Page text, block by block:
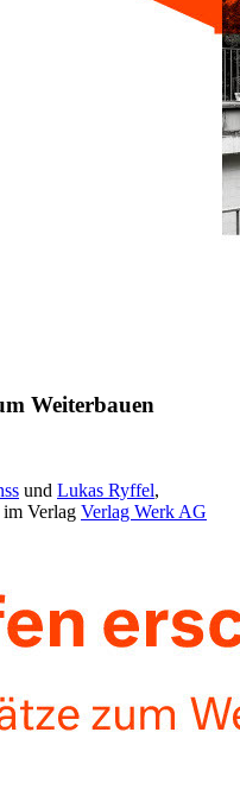
Weiterbauen
und Lukas Ryffel,
im Verlag Verlag Werk AG